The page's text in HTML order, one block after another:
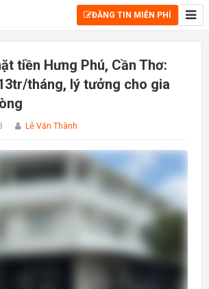
ĐĂNG TIN MIỄN PHÍ
tiền Hưng Phú, Cần Thơ:
tháng, lý tưởng cho gia
Lê Văn Thành